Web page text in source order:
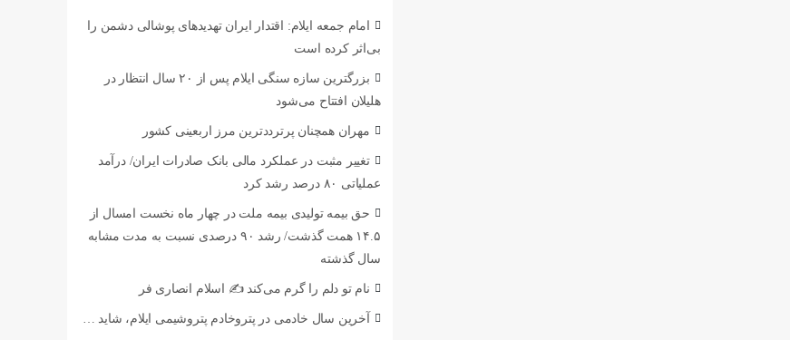
امام جمعه ایلام: اقتدار ایران تهدیدهای پوشالی دشمن را
بی‌اثر کرده است
بزرگترین سازه سنگی ایلام پس از ۲۰ سال انتظار در
هلیلان افتتاح می‌شود
مهران همچنان پرترددترین مرز اربعینی کشور
تغییر مثبت در عملکرد مالی بانک صادرات ایران/ درآمد
عملیاتی ۸۰ درصد رشد کرد
حق بیمه تولیدی بیمه ملت در چهار ماه نخست امسال از
۱۴.۵ همت گذشت/ رشد ۹۰ درصدی نسبت به مدت مشابه
سال گذشته
نام تو دلم را گرم می‌کند ✍️ اسلام انصاری فر
آخرین سال خادمی در پتروخادم پتروشیمی ایلام، شاید …